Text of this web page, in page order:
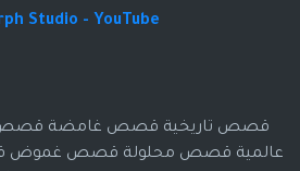
Studio - YouTube
قصص تاريخية قصص غامضة قصص
عالمية قصص محلولة قصص